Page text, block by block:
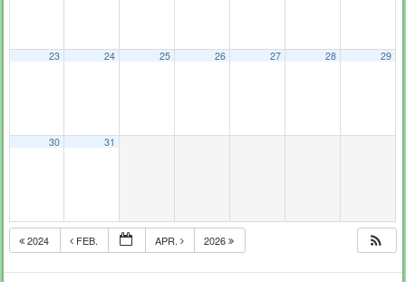
23 24 25 26 27 28 29
30 31
2024 FEB. APR. 2026